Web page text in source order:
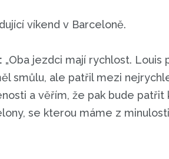
víkend v Barceloně.
„Oba jezdci mají rychlost. Louis
smůlu, ale patřil mezi
a věřím, že pak bude
se kterou máme z